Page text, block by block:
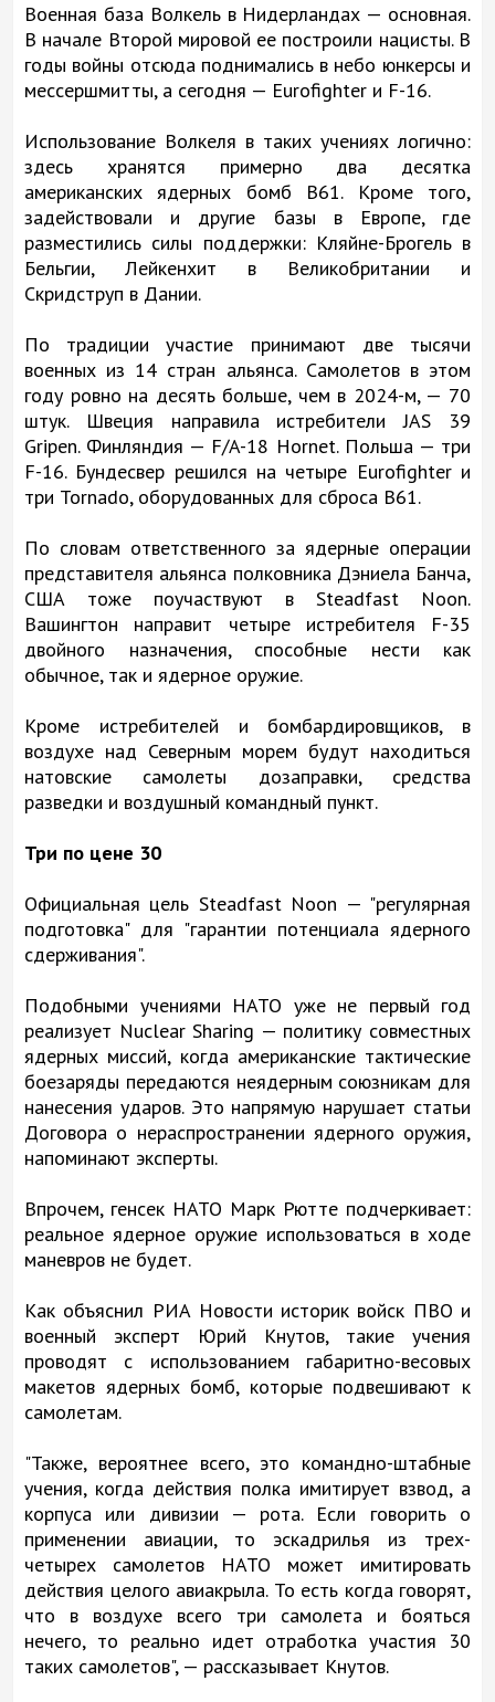
Военная база Волкель в Нидерландах — основная.
В начале Второй мировой ее построили нацисты. В
годы войны отсюда поднимались в небо юнкерсы и
мессершмитты, а сегодня — Eurofighter и F-16.
Использование Волкеля в таких учениях логично:
здесь хранятся примерно два десятка
американских ядерных бомб В61. Кроме того,
задействовали и другие базы в Европе, где
разместились силы поддержки: Кляйне-Брогель в
Бельгии, Лейкенхит в Великобритании и
Скридструп в Дании.
По традиции участие принимают две тысячи
военных из 14 стран альянса. Самолетов в этом
году ровно на десять больше, чем в 2024-м, — 70
штук. Швеция направила истребители JAS 39
Gripen. Финляндия — F/A-18 Hornet. Польша — три
F-16. Бундесвер решился на четыре Eurofighter и
три Tornado, оборудованных для сброса В61.
По словам ответственного за ядерные операции
представителя альянса полковника Дэниела Банча,
США тоже поучаствуют в Steadfast Noon.
Вашингтон направит четыре истребителя F-35
двойного назначения, способные нести как
обычное, так и ядерное оружие.
Кроме истребителей и бомбардировщиков, в
воздухе над Северным морем будут находиться
натовские самолеты дозаправки, средства
разведки и воздушный командный пункт.
Три по цене 30
Официальная цель Steadfast Noon — "регулярная
подготовка" для "гарантии потенциала ядерного
сдерживания".
Подобными учениями НАТО уже не первый год
реализует Nuclear Sharing — политику совместных
ядерных миссий, когда американские тактические
боезаряды передаются неядерным союзникам для
нанесения ударов. Это напрямую нарушает статьи
Договора о нераспространении ядерного оружия,
напоминают эксперты.
Впрочем, генсек НАТО Марк Рютте подчеркивает:
реальное ядерное оружие использоваться в ходе
маневров не будет.
Как объяснил РИА Новости историк войск ПВО и
военный эксперт Юрий Кнутов, такие учения
проводят с использованием габаритно-весовых
макетов ядерных бомб, которые подвешивают к
самолетам.
"Также, вероятнее всего, это командно-штабные
учения, когда действия полка имитирует взвод, а
корпуса или дивизии — рота. Если говорить о
применении авиации, то эскадрилья из трех-
четырех самолетов НАТО может имитировать
действия целого авиакрыла. То есть когда говорят,
что в воздухе всего три самолета и бояться
нечего, то реально идет отработка участия 30
таких самолетов", — рассказывает Кнутов.